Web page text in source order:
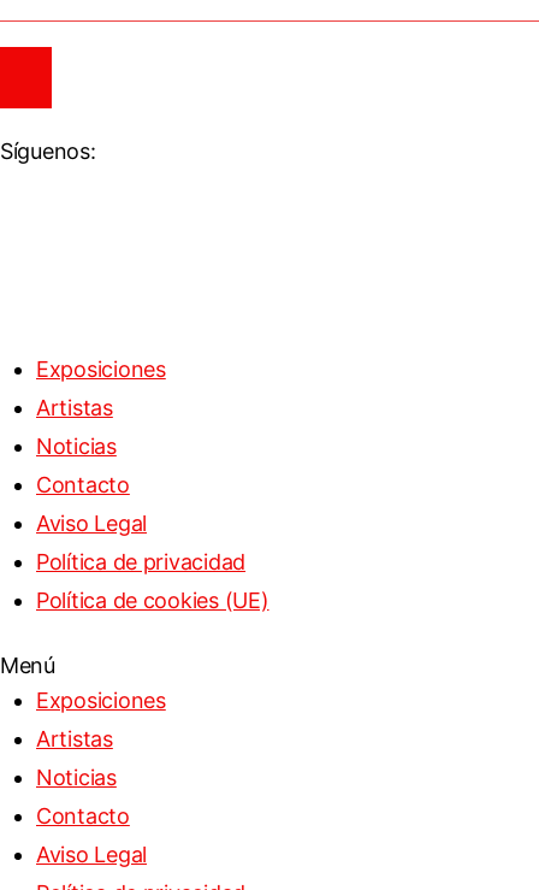
Síguenos:
Exposiciones
Artistas
Noticias
Contacto
Aviso Legal
Política de privacidad
Política de cookies (UE)
Menú
Exposiciones
Artistas
Noticias
Contacto
Aviso Legal